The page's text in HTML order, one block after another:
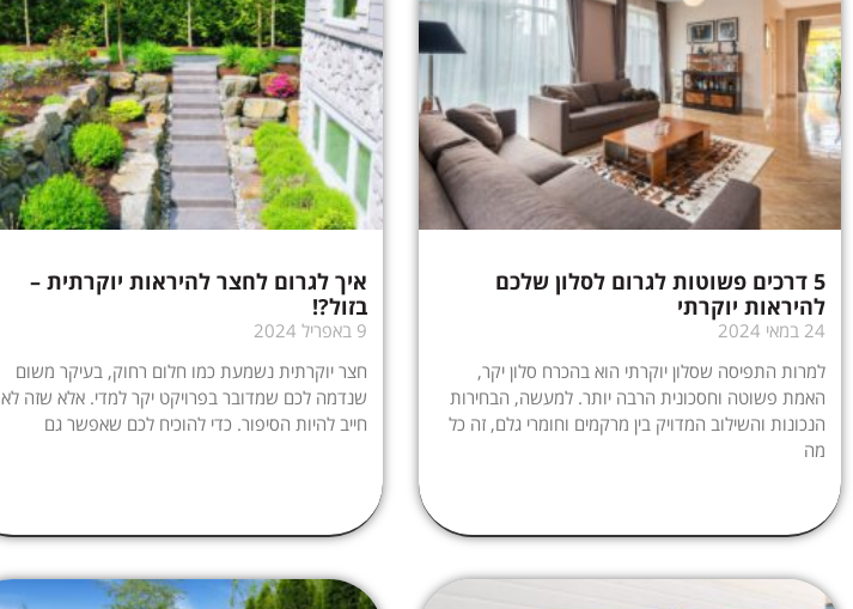
5 דרכים פשוטות לגרום לסלון שלכם
להיראות יוקרתי
24 במאי 2024
למרות התפיסה שסלון יוקרתי הוא בהכרח סלון יקר,
האמת פשוטה וחסכונית הרבה יותר. למעשה, הבחירות
הנכונות והשילוב המדויק בין מרקמים וחומרי גלם, זה כל
מה
איך לגרום לחצר להיראות יוקרתית –
בזול?!
9 באפריל 2024
חצר יוקרתית נשמעת כמו חלום רחוק, בעיקר משום
שנדמה לכם שמדובר בפרויקט יקר למדי. אלא שזה לא
חייב להיות הסיפור. כדי להוכיח לכם שאפשר גם